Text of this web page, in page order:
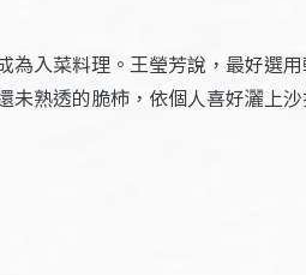
為入菜料理。王瑩芳說，最好選
未熟透的脆柿，依個人喜好灑上